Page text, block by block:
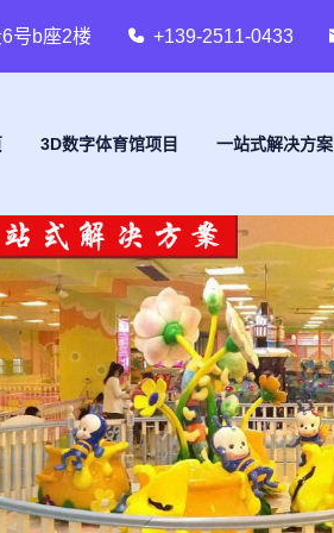
号b座2楼 +139-2511-0433
3D数字体育馆项目 一站式解决方案